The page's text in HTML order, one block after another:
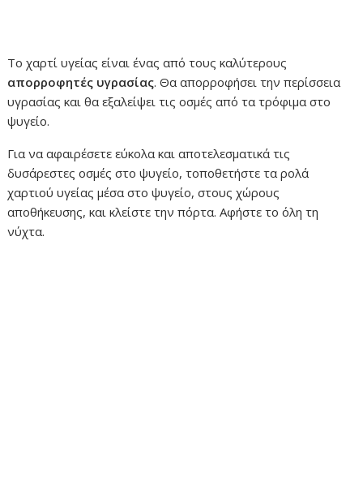
Το χαρτί υγείας είναι ένας από τους καλύτερους
απορροφητές υγρασίας. Θα απορροφήσει την περίσσεια
υγρασίας και θα εξαλείψει τις οσμές από τα τρόφιμα στο
ψυγείο.
Για να αφαιρέσετε εύκολα και αποτελεσματικά τις
δυσάρεστες οσμές στο ψυγείο, τοποθετήστε τα ρολά
χαρτιού υγείας μέσα στο ψυγείο, στους χώρους
αποθήκευσης, και κλείστε την πόρτα. Αφήστε το όλη τη
νύχτα.